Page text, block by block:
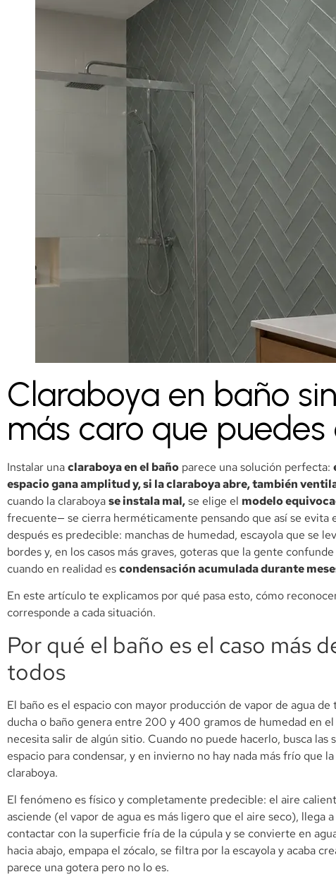
Claraboya en baño
más caro que
Instalar unaclaraboya en el baño parece una solución perfecta:
espacio gana amplitud y, si la claraboya abre, también
cuando la claraboyase instala mal,se elige el modelo
frecuente— se cierra herméticamente pensando que así se evita
después es predecible: manchas de humedad, escayola que se
bordes y, en los casos más graves, goteras que la gente
cuando en realidad escondensación acumulada durante
En este artículo te explicamos por qué pasa esto, cómo
corresponde a cada situación.
Por qué el baño es el caso más
todos
El baño es el espacio con mayor producción de vapor de agua de
ducha o baño genera entre 200 y 400 gramos de humedad en el
necesita salir de algún sitio. Cuando no puede hacerlo, busca las
espacio para condensar, y en invierno no hay nada más frío que
claraboya.
El fenómeno es físico y completamente predecible: el aire
asciende (el vapor de agua es más ligero que el aire seco), llega
contactar con la superficie fría de la cúpula y se convierte en
hacia abajo, empapa el zócalo, se filtra por la escayola y acaba
parece una gotera pero no lo es.